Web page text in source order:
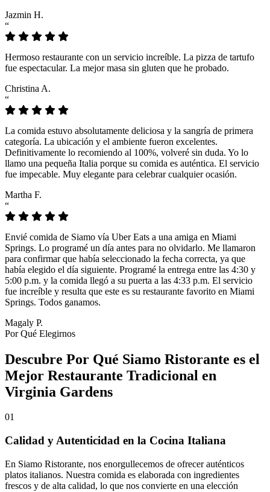
Jazmin H.
“
Hermoso restaurante con un servicio increíble. La pizza de tartufo
fue espectacular. La mejor masa sin gluten que he probado.
Christina A.
“
La comida estuvo absolutamente deliciosa y la sangría de primera
categoría. La ubicación y el ambiente fueron excelentes.
Definitivamente lo recomiendo al 100%, volveré sin duda. Yo lo
llamo una pequeña Italia porque su comida es auténtica. El servicio
fue impecable. Muy elegante para celebrar cualquier ocasión.
Martha F.
“
Envié comida de Siamo vía Uber Eats a una amiga en Miami
Springs. Lo programé un día antes para no olvidarlo. Me llamaron
para confirmar que había seleccionado la fecha correcta, ya que
había elegido el día siguiente. Programé la entrega entre las 4:30 y
5:00 p.m. y la comida llegó a su puerta a las 4:33 p.m. El servicio
fue increíble y resulta que este es su restaurante favorito en Miami
Springs. Todos ganamos.
Magaly P.
Por Qué Elegirnos
Descubre Por Qué Siamo Ristorante es el
Mejor Restaurante Tradicional en
Virginia Gardens
01
Calidad y Autenticidad en la Cocina Italiana
En Siamo Ristorante, nos enorgullecemos de ofrecer auténticos
platos italianos. Nuestra comida es elaborada con ingredientes
frescos y de alta calidad, lo que nos convierte en una elección